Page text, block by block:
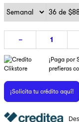
－
¡Paga por
prefieras
¡Solicita tu crédito aquí!
9.
pulsar
10. dji